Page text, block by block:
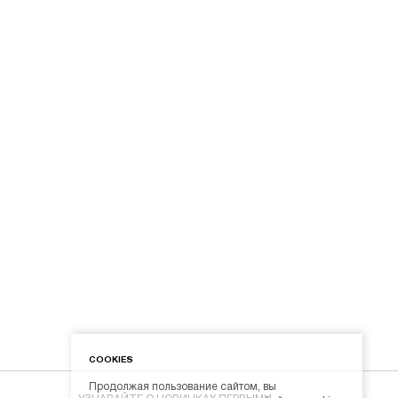
COOKIES
Продолжая пользование сайтом, вы